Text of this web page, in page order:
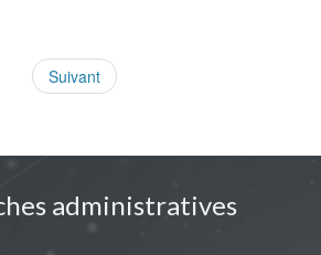
Suivant
administratives